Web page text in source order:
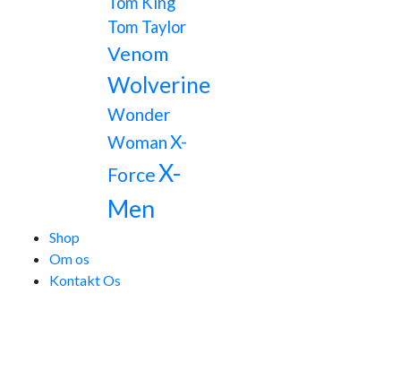
Tom Taylor
Venom
Wolverine
Wonder
WomanX-
ForceX-
Men
Shop
Om os
Kontakt Os